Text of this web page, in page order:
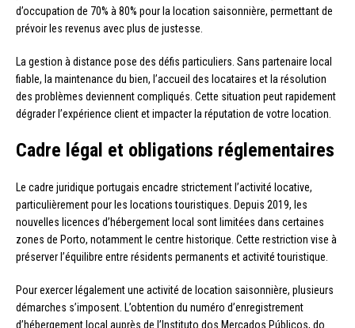
d’occupation de 70% à 80% pour la location saisonnière, permettant de
prévoir les revenus avec plus de justesse.
La gestion à distance pose des défis particuliers. Sans partenaire local
fiable, la maintenance du bien, l’accueil des locataires et la résolution
des problèmes deviennent compliqués. Cette situation peut rapidement
dégrader l’expérience client et impacter la réputation de votre location.
Cadre légal et obligations réglementaires
Le cadre juridique portugais encadre strictement l’activité locative,
particulièrement pour les locations touristiques. Depuis 2019, les
nouvelles licences d’hébergement local sont limitées dans certaines
zones de Porto, notamment le centre historique. Cette restriction vise à
préserver l’équilibre entre résidents permanents et activité touristique.
Pour exercer légalement une activité de location saisonnière, plusieurs
démarches s’imposent. L’obtention du numéro d’enregistrement
d’hébergement local auprès de l’Instituto dos Mercados Públicos, do